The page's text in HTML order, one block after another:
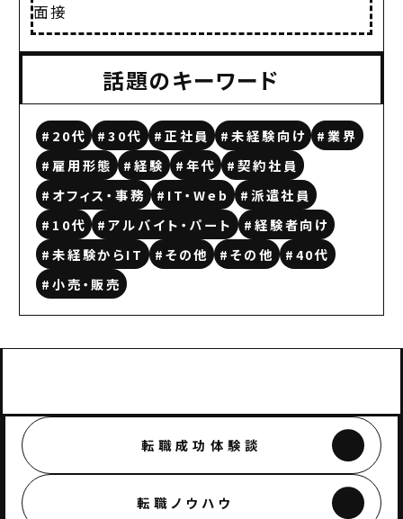
話題のキーワード
#20代 #30代 #正社員 #未経験向け
#業界
#雇用形態
#経験 #年代
#契約社員
#オフィス・事務
#IT・Web
#派遣社員
#10代
#アルバイト・パート
#経験者向け
#未経験からIT
#その他 #その他
#40代
#小売・販売
転職成功体験談
転職ノウハウ